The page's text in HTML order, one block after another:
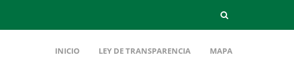
INICIO LEY DE TRANSPARENCIA MAPA